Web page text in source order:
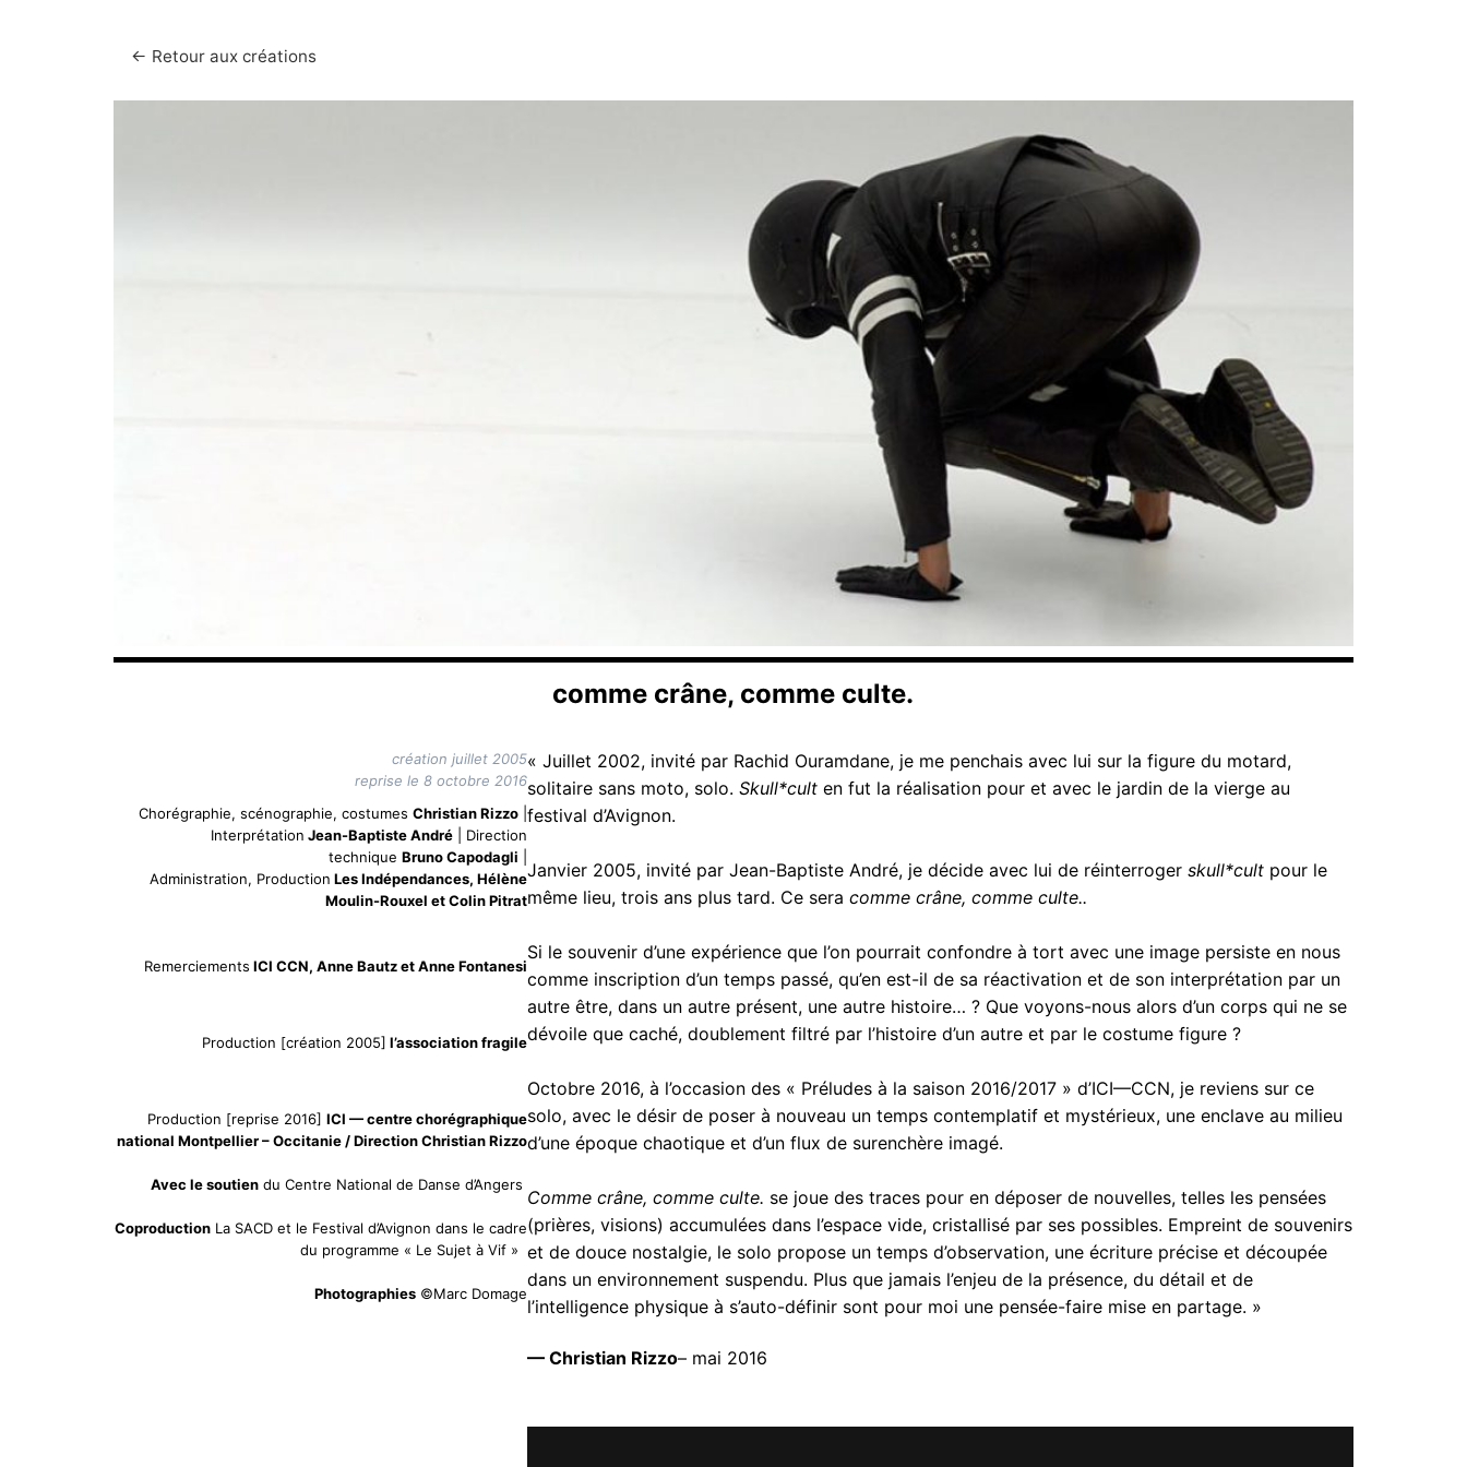
← Retour aux créations
comme crâne, comme culte.
création juillet 2005
reprise le 8 octobre 2016
Chorégraphie, scénographie, costumes Christian Rizzo|
Interprétation Jean-Baptiste André| Direction
technique Bruno Capodagli
Administration, Production Les Indépendances, Hélène
Moulin-Rouxel et Colin Pitrat
Remerciements ICI CCN, Anne Bautz et Anne Fontanesi
Production [création 2005] l’association fragile
Production [reprise 2016] ICI — centre chorégraphique
national Montpellier – Occitanie / Direction Christian Rizzo
Avec le soutiendu Centre National de Danse d’Angers
CoproductionLa SACD et le Festival d’Avignon dans le cadre
du programme « Le Sujet à Vif »
Photographies©Marc Domage
« Juillet 2002, invité par Rachid Ouramdane, je me penchais avec lui sur la figure du motard,
solitaire sans moto, solo. Skull*cult en fut la réalisation pour et avec le jardin de la vierge au
festival d’Avignon.
Janvier 2005, invité par Jean-Baptiste André, je décide avec lui de réinterroger skull*cult pour le
même lieu, trois ans plus tard. Ce sera comme crâne, comme culte..
Si le souvenir d’une expérience que l’on pourrait confondre à tort avec une image persiste en nous
comme inscription d’un temps passé, qu’en est-il de sa réactivation et de son interprétation par un
autre être, dans un autre présent, une autre histoire… ? Que voyons-nous alors d’un corps qui ne se
dévoile que caché, doublement filtré par l’histoire d’un autre et par le costume figure ?
Octobre 2016, à l’occasion des « Préludes à la saison 2016/2017 » d’ICI—CCN, je reviens sur ce
solo, avec le désir de poser à nouveau un temps contemplatif et mystérieux, une enclave au milieu
d’une époque chaotique et d’un flux de surenchère imagé.
Comme crâne, comme culte. se joue des traces pour en déposer de nouvelles, telles les pensées
(prières, visions) accumulées dans l’espace vide, cristallisé par ses possibles. Empreint de souvenirs
et de douce nostalgie, le solo propose un temps d’observation, une écriture précise et découpée
dans un environnement suspendu. Plus que jamais l’enjeu de la présence, du détail et de
l’intelligence physique à s’auto-définir sont pour moi une pensée-faire mise en partage. »
— Christian Rizzo– mai 2016